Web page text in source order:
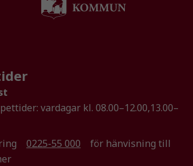
vardagar kl. 08.00–12.00,13.00–
0225-55 000
för hänvisning till
taget ska
hemsidans
och
uppbyggnad,